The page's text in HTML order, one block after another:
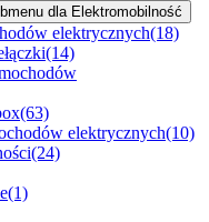
dla Elektromobilność
elektrycznych(18)
(14)
(63)
elektrycznych(10)
(24)
(1)